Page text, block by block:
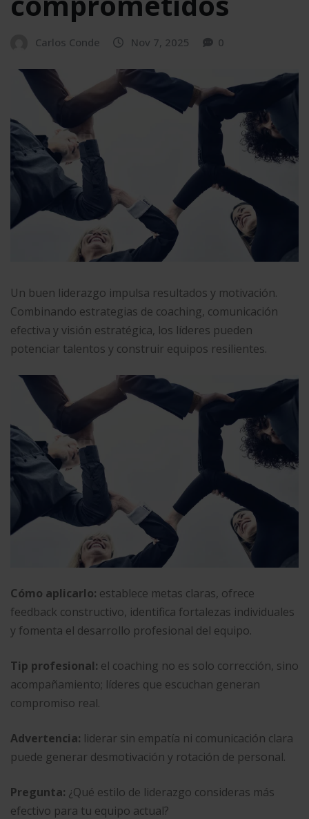
Carlos Conde Nov 7, 2025 0
Un buen liderazgo impulsa resultados y motivación.
Combinando estrategias de coaching, comunicación
efectiva y visión estratégica, los líderes pueden
potenciar talentos y construir equipos resilientes.
Cómo aplicarlo: establece metas claras, ofrece
feedback constructivo, identifica fortalezas individuales
y fomenta el desarrollo profesional del equipo.
Tip profesional: el coaching no es solo corrección, sino
acompañamiento; líderes que escuchan generan
compromiso real.
Advertencia: liderar sin empatía ni comunicación clara
puede generar desmotivación y rotación de personal.
Pregunta: ¿Qué estilo de liderazgo consideras más
efectivo para tu equipo actual?